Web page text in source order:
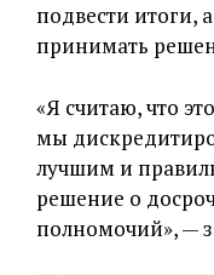
подвести итоги,
принимать
«Я считаю, что
мы
лучшим и
решение о
полномочий», —